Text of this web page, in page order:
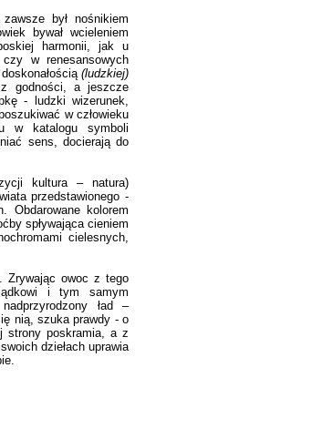
był nośnikiem
bywał wcieleniem
harmonii, jak u
w renesansowych
(ludzkiej)
godności, a jeszcze
- ludzki wizerunek,
w człowieku
w katalogu symboli
sens, docierają do
kultura – natura)
przedstawionego -
Obdarowane kolorem
spływająca cieniem
cielesnych,
Zrywając owoc z tego
i tym samym
ład –
nią, szuka prawdy - o
strony poskramia, a z
dziełach uprawia